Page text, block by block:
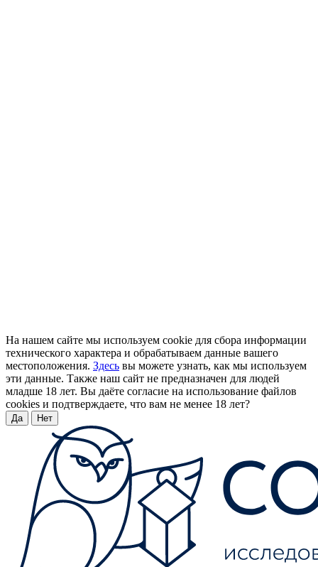
На нашем сайте мы используем cookie для сбора информации
технического характера и обрабатываем данные вашего
местоположения. Здесь вы можете узнать, как мы используем
эти данные. Также наш сайт не предназначен для людей
младше 18 лет. Вы даёте согласие на использование файлов
cookies и подтверждаете, что вам не менее 18 лет?
Да Нет